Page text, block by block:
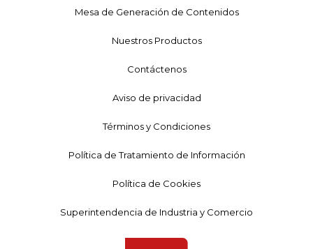
Mesa de Generación de Contenidos
Nuestros Productos
Contáctenos
Aviso de privacidad
Términos y Condiciones
Política de Tratamiento de Información
Política de Cookies
Superintendencia de Industria y Comercio